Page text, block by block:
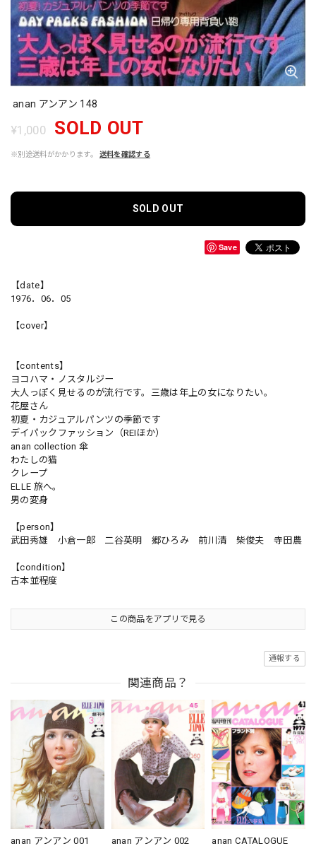
anan アンアン 148
¥1,000 SOLD OUT
※別途送料がかかります。 送料を確認する
SOLD OUT
Save
【date】
1976．06．05
【cover】
【contents】
ヨコハマ・ノスタルジー
大人っぽく見せるのが流行です。三歳は年上の女になりたい。
花屋さん
初夏・カジュアルパンツの季節です
デイパックファッション（REIほか）
anan collection 傘
わたしの猫
クレープ
ELLE 旅へ。
男の変身
【person】
武田秀雄 小倉一郎 二谷英明 郷ひろみ 前川清 柴俊夫 寺田農
【condition】
古本並程度
この商品をアプリで見る
通報する
関連商品？
anan アンアン 001 anan アンアン 002 anan CATALOGUE